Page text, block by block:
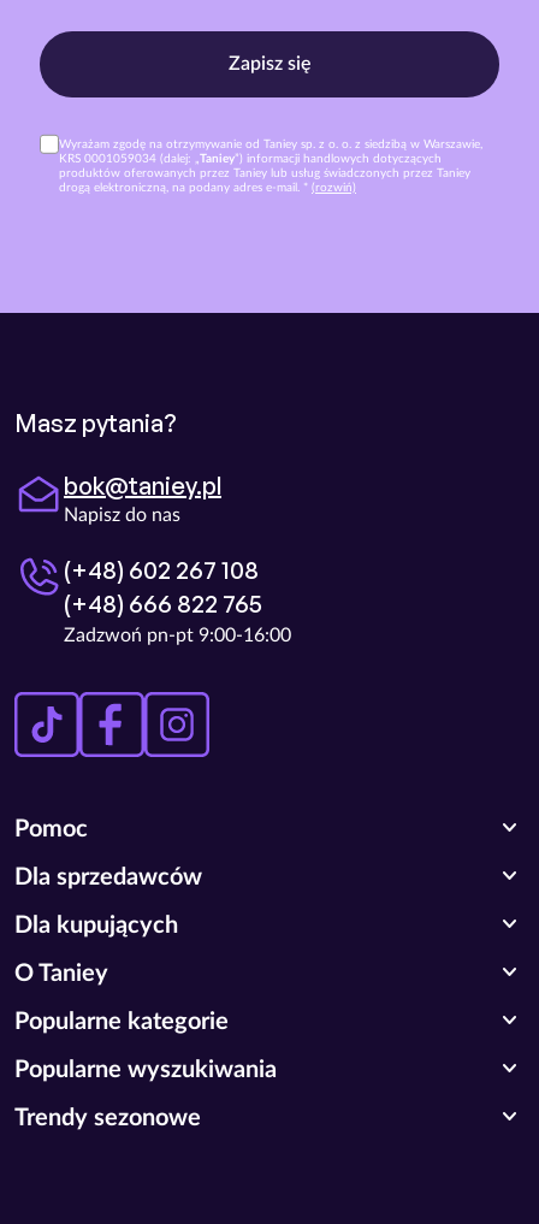
Zapisz się
Wyrażam zgodę na otrzymywanie od Taniey sp. z o. o. z siedzibą w Warszawie,
KRS 0001059034 (dalej: „ Taniey”) informacji handlowych dotyczących
produktów oferowanych przez Taniey lub usług świadczonych przez Taniey
drogą elektroniczną, na podany adres e-mail. * (rozwiń)
Masz pytania?
bok@taniey.pl
Napisz do nas
(+48) 602 267 108
(+48) 666 822 765
Zadzwoń pn-pt 9:00-16:00
Pomoc expand_more
Dla sprzedawców expand_more
Dla kupujących expand_more
O Taniey expand_more
Popularne kategorie expand_more
Popularne wyszukiwania expand_more
Trendy sezonowe expand_more